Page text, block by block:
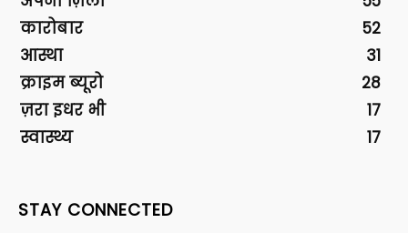
कारोबार
52
आस्था
31
क्राइम ब्यूरो
28
ज़रा इधर भी
17
स्वास्थ्य
17
STAY CONNECTED